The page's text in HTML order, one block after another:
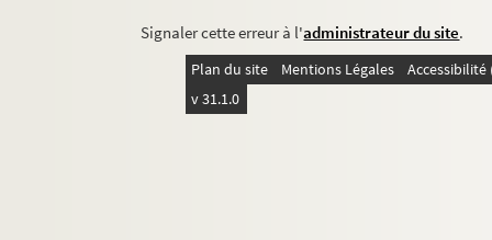
Signaler cette erreur à l'administrateur du site.
Plan du site Mentions Légales
v 31.1.0